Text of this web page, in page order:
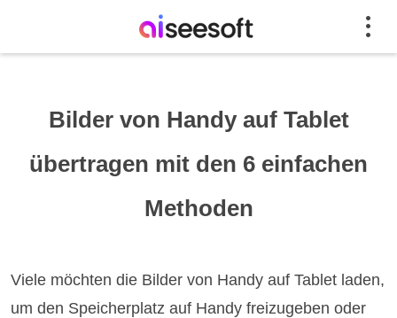
Bilder von Handy auf Tablet
übertragen mit den 6 einfachen
Methoden
Viele möchten die Bilder von Handy auf Tablet laden,
um den Speicherplatz auf Handy freizugeben oder